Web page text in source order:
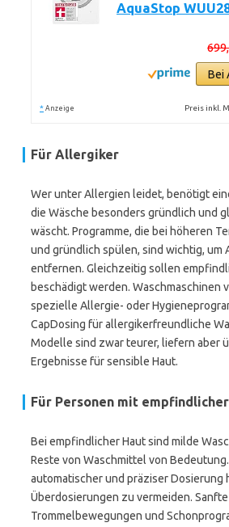
AquaStop
Bei
* Anzeige Preis inkl.
Für Allergiker
Wer unter Allergien leidet, benötigt
die Wäsche besonders gründlich und
wäscht. Programme, die bei höheren
und gründlich spülen, sind wichtig, um
entfernen. Gleichzeitig sollen
beschädigt werden. Waschmaschinen
spezielle Allergie- oder
CapDosing für allergikerfreundliche
Modelle sind zwar teurer, liefern aber
Ergebnisse für sensible Haut.
Für Personen mit
Bei empfindlicher Haut sind milde
Reste von Waschmittel von
automatischer und präziser Dosierung
Überdosierungen zu vermeiden. Sanfte
Trommelbewegungen und